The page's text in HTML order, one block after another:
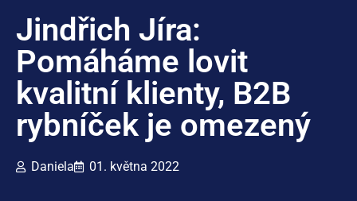
Jindřich Jíra:
Pomáháme lovit
kvalitní klienty, B2B
rybníček je omezený
Daniela 01. května 2022